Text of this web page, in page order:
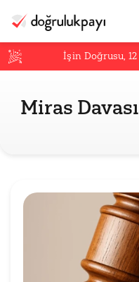
İşin Doğrusu,12
Miras Davası